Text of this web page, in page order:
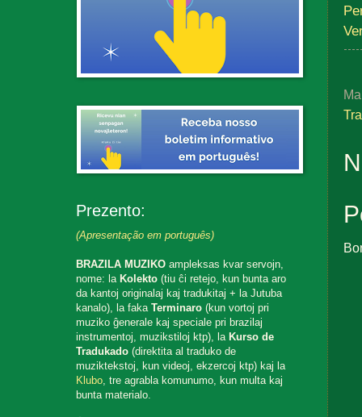
Prezento:
(Apresentação em português)
BRAZILA MUZIKO ampleksas kvar servojn,
nome: la Kolekto (tiu ĉi retejo, kun bunta aro
da kantoj originalaj kaj tradukitaj + la Jutuba
kanalo), la fakaTerminaro (kun vortoj pri
muziko ĝenerale kaj speciale pri brazilaj
instrumentoj, muzikstiloj ktp), la Kurso de
Tradukado (direktita al traduko de
muziktekstoj, kun videoj, ekzercoj ktp) kaj la
Klubo, tre agrabla komunumo, kun multa kaj
bunta materialo.